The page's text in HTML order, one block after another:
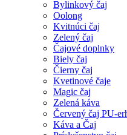
Bylinkový čaj
Oolong
Kvitnúci čaj
Zelený čaj
Čajové doplnky
Biely čaj
Čierny čaj
Kvetinové čaje
Magic čaj
Zelená káva
Červený čaj PU-
Káva a Čaj